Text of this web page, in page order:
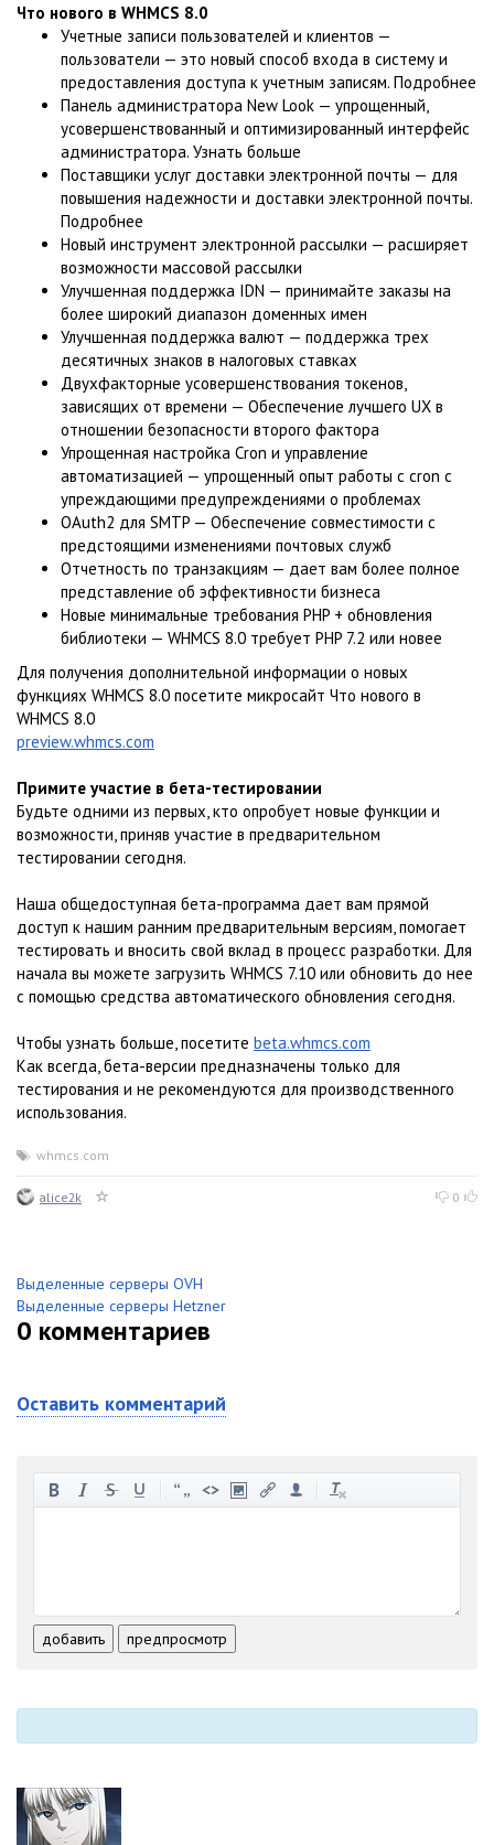
Что нового в WHMCS 8.0
Учетные записи пользователей и клиентов —
пользователи — это новый способ входа в систему и
предоставления доступа к учетным записям. Подробнее
Панель администратора New Look — упрощенный,
усовершенствованный и оптимизированный интерфейс
администратора. Узнать больше
Поставщики услуг доставки электронной почты — для
повышения надежности и доставки электронной почты.
Подробнее
Новый инструмент электронной рассылки — расширяет
возможности массовой рассылки
Улучшенная поддержка IDN — принимайте заказы на
более широкий диапазон доменных имен
Улучшенная поддержка валют — поддержка трех
десятичных знаков в налоговых ставках
Двухфакторные усовершенствования токенов,
зависящих от времени — Обеспечение лучшего UX в
отношении безопасности второго фактора
Упрощенная настройка Cron и управление
автоматизацией — упрощенный опыт работы с cron с
упреждающими предупреждениями о проблемах
OAuth2 для SMTP — Обеспечение совместимости с
предстоящими изменениями почтовых служб
Отчетность по транзакциям — дает вам более полное
представление об эффективности бизнеса
Новые минимальные требования PHP + обновления
библиотеки — WHMCS 8.0 требует PHP 7.2 или новее
Для получения дополнительной информации о новых
функциях WHMCS 8.0 посетите микросайт Что нового в
WHMCS 8.0
preview.whmcs.com
Примите участие в бета-тестировании
Будьте одними из первых, кто опробует новые функции и
возможности, приняв участие в предварительном
тестировании сегодня.
Наша общедоступная бета-программа дает вам прямой
доступ к нашим ранним предварительным версиям, помогает
тестировать и вносить свой вклад в процесс разработки. Для
начала вы можете загрузить WHMCS 7.10 или обновить до нее
с помощью средства автоматического обновления сегодня.
Чтобы узнать больше, посетите beta.whmcs.com
Как всегда, бета-версии предназначены только для
тестирования и не рекомендуются для производственного
использования.
whmcs.com
alice2k 0
Выделенные серверы OVH
Выделенные серверы Hetzner
0 комментариев
Оставить комментарий
-
-
-
добавить предпросмотр